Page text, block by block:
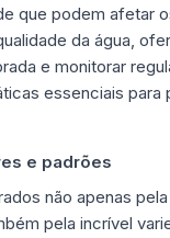
que podem afetar
da água,
e monitorar
essenciais para
e padrões
não apenas
pela incrível